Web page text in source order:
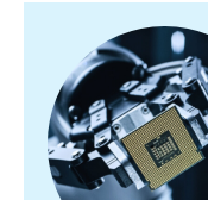
principale